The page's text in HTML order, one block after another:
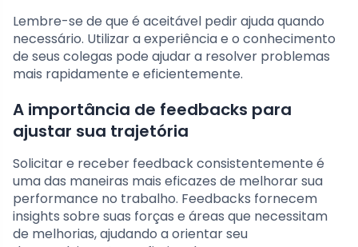
Lembre-se de que é aceitável pedir ajuda quando
necessário. Utilizar a experiência e o conhecimento
de seus colegas pode ajudar a resolver problemas
mais rapidamente e eficientemente.
A importância de feedbacks para
ajustar sua trajetória
Solicitar e receber feedback consistentemente é
uma das maneiras mais eficazes de melhorar sua
performance no trabalho. Feedbacks fornecem
insights sobre suas forças e áreas que necessitam
de melhorias, ajudando a orientar seu